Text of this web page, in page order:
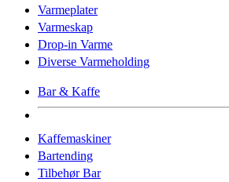
Varmeplater
Varmeskap
Drop-in Varme
Diverse Varmeholding
Bar & Kaffe
Kaffemaskiner
Bartending
Tilbehør Bar